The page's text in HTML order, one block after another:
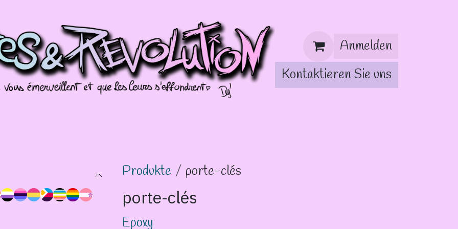
Anmelden
Kontaktieren Sie uns
Produkte porte-clés
porte-clés
Epoxy